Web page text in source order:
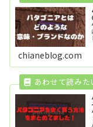
chianeblog.com